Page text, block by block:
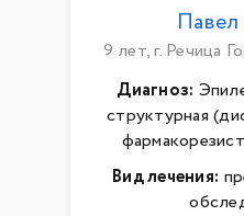
9 лет, г. Речица
Диагноз:
структурная
Вид лечения: